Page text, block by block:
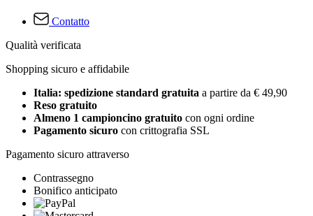
Contatto
Qualità verificata
Shopping sicuro e affidabile
Italia: spedizione standard gratuita a partire da € 49,90
Reso gratuito
Almeno 1 campioncino gratuito con ogni ordine
Pagamento sicuro con crittografia SSL
Pagamento sicuro attraverso
Contrassegno
Bonifico anticipato